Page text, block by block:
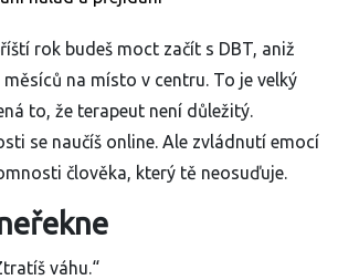
rok budeš moct začít s DBT, aniž
měsíců na místo v centru. To je velký
to, že terapeut není důležitý.
se naučíš online. Ale zvládnutí emocí
člověka, který tě neosuďuje.
váhu.“